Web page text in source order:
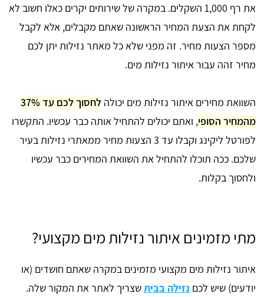
את רף 1,000 השקלים. במקרה של שירותים יקרים כאלו חשוב לא
לקחת את הצעת המחיר הראשונה שאתם מקבלים, אלא לקבל
מספר הצעות מחיר. זה מפני שלא כל מאתר נזילות יתן לכם
מחיר זהה עבור איתור נזילות מים.
השוואת מחירים איתור נזילות מים יכולה
לחסוך לכם עד 37%
מהמחיר הסופי, ואתם יכולים להתחיל אותה כבר עכשיו. התקשרו
לפורטל ליקינג וקבלו עד 3 הצעות מחיר ממאתרי נזילות בעיר
שלכם. ככה תוכלו להתחיל את השוואת המחירים כבר עכשיו
ולחסוך בקלות.
מתי מזמינים איתור נזילות מים מקצועי?
איתור נזילות מים מקצועי מזמינים במקרה שאתם חושדים (או
יודעים) שיש לכם נזילה בביתשצריך לאתר את המקור שלה.